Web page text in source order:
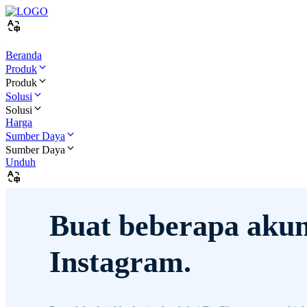
Beranda
Produk
Produk
Solusi
Solusi
Harga
Sumber Daya
Sumber Daya
Unduh
Buat beberapa
Instagram.